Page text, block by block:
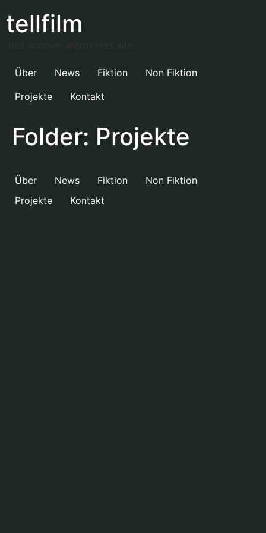
tellfilm
Über News Fiktion
Non Fiktion
Projekte
Kontakt
Folder: Projekte
Über News Fiktion
Non Fiktion
Projekte
Kontakt